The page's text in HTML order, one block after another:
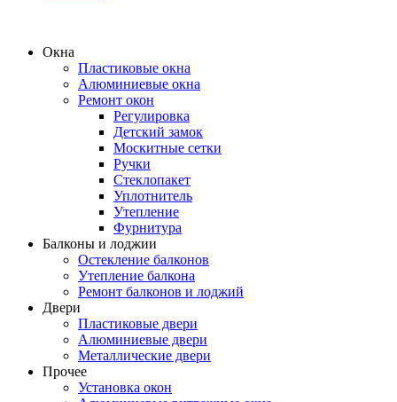
Окна
Пластиковые окна
Алюминиевые окна
Ремонт окон
Регулировка
Детский замок
Москитные сетки
Ручки
Стеклопакет
Уплотнитель
Утепление
Фурнитура
Балконы и лоджии
Остекление балконов
Утепление балкона
Ремонт балконов и лоджий
Двери
Пластиковые двери
Алюминиевые двери
Металлические двери
Прочее
Установка окон